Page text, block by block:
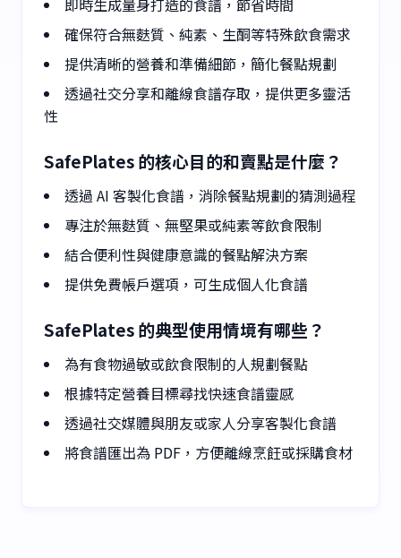
即時生成量身打造的食譜，節省時間
確保符合無麩質、純素、生酮等特殊飲食需求
提供清晰的營養和準備細節，簡化餐點規劃
透過社交分享和離線食譜存取，提供更多靈活
性
SafePlates 的核心目的和賣點是什麼？
透過 AI 客製化食譜，消除餐點規劃的猜測過程
專注於無麩質、無堅果或純素等飲食限制
結合便利性與健康意識的餐點解決方案
提供免費帳戶選項，可生成個人化食譜
SafePlates 的典型使用情境有哪些？
為有食物過敏或飲食限制的人規劃餐點
根據特定營養目標尋找快速食譜靈感
透過社交媒體與朋友或家人分享客製化食譜
將食譜匯出為 PDF，方便離線烹飪或採購食材